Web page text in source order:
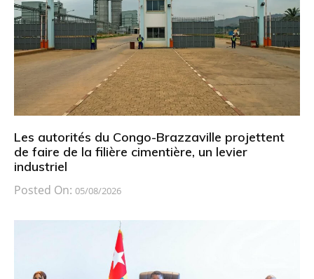
Les autorités du Congo-Brazzaville projettent
de faire de la filière cimentière, un levier
industriel
Posted On: 05/08/2026